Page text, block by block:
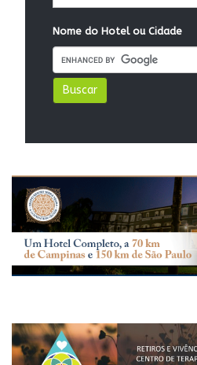
Nome do Hotel ou Cidade